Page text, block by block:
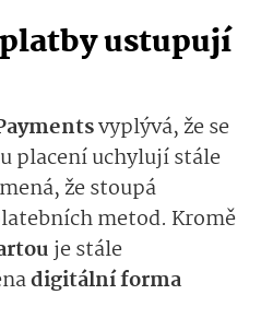
ustupují
vyplývá, že se
placení uchylují stále
že stoupá
metod. Kromě
je stále
digitální forma